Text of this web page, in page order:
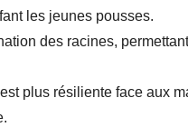
les jeunes pousses.
des racines,
plus résiliente face aux